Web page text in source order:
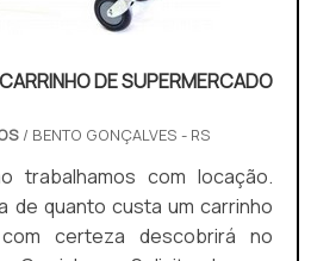
DE SUPERMERCADO
/ BENTO GONÇALVES - RS
trabalhamos com locação.
de quanto custa um carrinho
certeza descobrirá no